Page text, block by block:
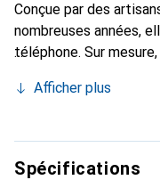
Conçue par des
nombreuses années,
téléphone. Sur
et indispensable pour
marque Noreve est un
exigeante.
Afficher plus
Spécifications